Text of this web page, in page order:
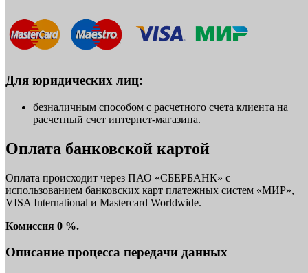
Для юридических лиц:
безналичным способом с расчетного счета клиента на
расчетный счет интернет-магазина.
Оплата банковской картой
Оплата происходит через ПАО «СБЕРБАНК» с
использованием банковских карт платежных систем «МИР»,
VISA International и Mastercard Worldwide.
Комиссия 0 %.
Описание процесса передачи данных